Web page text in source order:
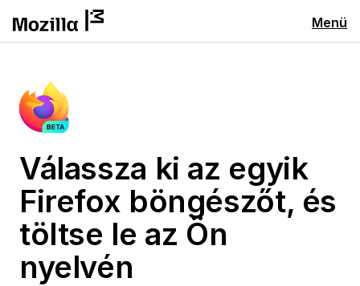
Menü
Válassza ki az egyik
Firefox böngészőt, és
töltse le az Ön
nyelvén